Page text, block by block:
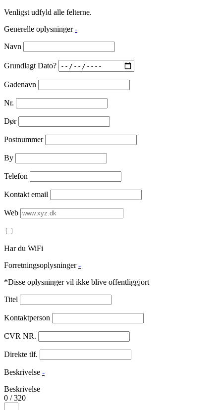
Venligst udfyld alle felterne.
Generelle oplysninger -
Navn
Grundlagt Dato?
Gadenavn
Nr.
Dør
Postnummer
By
Telefon
Kontakt email
Web
Har du WiFi
Forretningsoplysninger -
*Disse oplysninger vil ikke blive offentliggjort
Titel
Kontaktperson
CVR NR.
Direkte tlf.
Beskrivelse -
Beskrivelse
0 /320